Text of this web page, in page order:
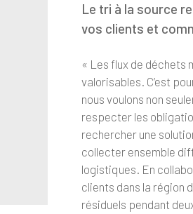
Le tri à la source
vos clients et
« Les flux de déchets
valorisables. C’est
nous voulons non
respecter les
rechercher une
collecter ensemble
logistiques. En
clients dans la région
résiduels pendant